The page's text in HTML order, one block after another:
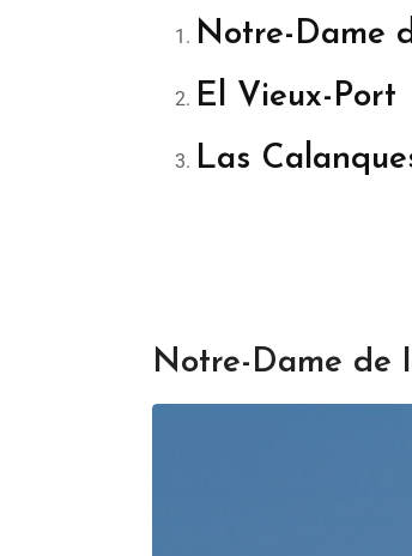
Notre-Dame
El Vieux-Port
Las
Notre-Dame de